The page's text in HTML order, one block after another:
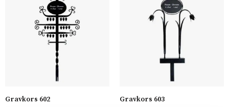
Gravkors 602 Gravkors 603